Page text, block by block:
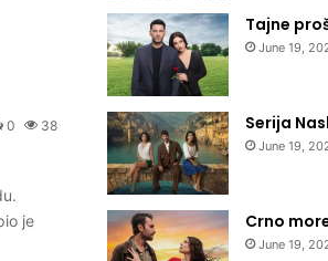
0 38
je
Tajne
June 19,
Serija
June 19,
Crno
June 19,